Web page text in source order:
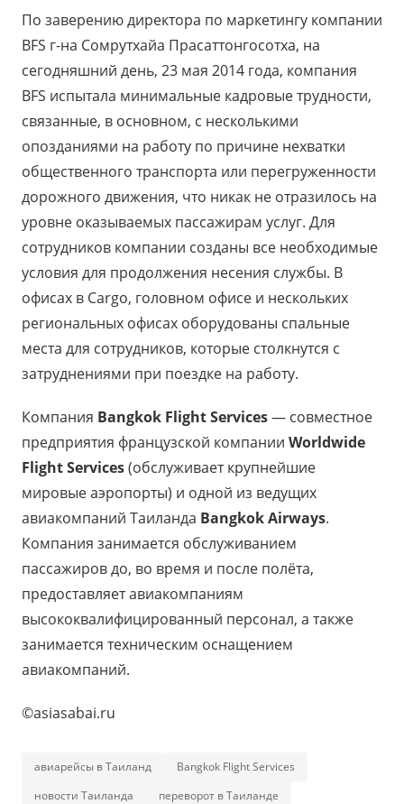
По заверению директора по маркетингу компании
BFS г-на Сомрутхайа Прасаттонгосотха, на
сегодняшний день, 23 мая 2014 года, компания
BFS испытала минимальные кадровые трудности,
связанные, в основном, с несколькими
опозданиями на работу по причине нехватки
общественного транспорта или перегруженности
дорожного движения, что никак не отразилось на
уровне оказываемых пассажирам услуг. Для
сотрудников компании созданы все необходимые
условия для продолжения несения службы. В
офисах в Cargo, головном офисе и нескольких
региональных офисах оборудованы спальные
места для сотрудников, которые столкнутся с
затруднениями при поездке на работу.
Компания Bangkok Flight Services— совместное
предприятия французской компании Worldwide
Flight Services(обслуживает крупнейшие
мировые аэропорты) и одной из ведущих
авиакомпаний Таиланда Bangkok Airways.
Компания занимается обслуживанием
пассажиров до, во время и после полёта,
предоставляет авиакомпаниям
высококвалифицированный персонал, а также
занимается техническим оснащением
авиакомпаний.
©asiasabai.ru
авиарейсы в Таиланд
Bangkok Flight Services
новости Таиланда
переворот в Таиланде